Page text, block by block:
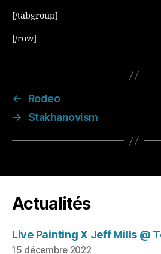
[/tabgroup]
[/row]
←
Rodeo
→ Stakhanovism
Actualités
Live Painting X Jeff Mills @
15 décembre 2022